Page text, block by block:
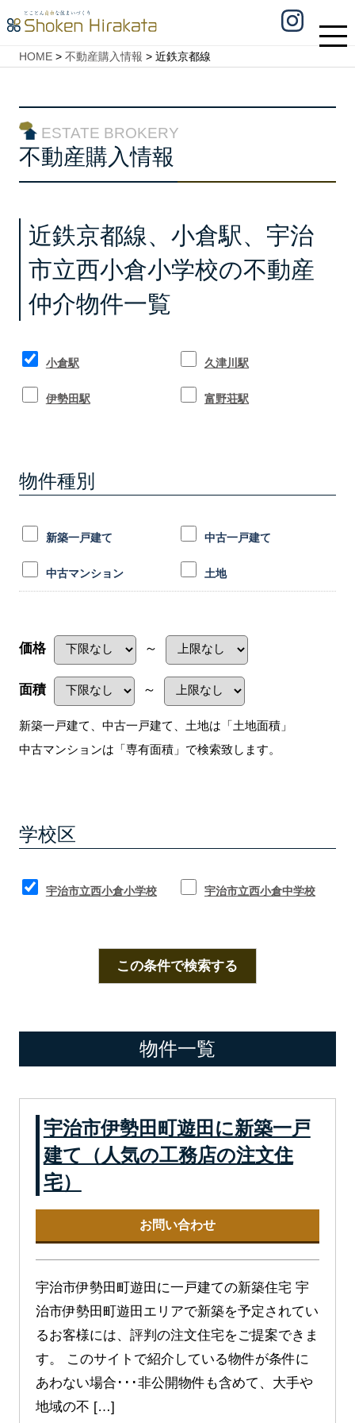
HOME> 不動産購入情報 > 近鉄京都線
ESTATE BROKERY
不動産購入情報
近鉄京都線、小倉駅、宇治
市立西小倉小学校の不動産
仲介物件一覧
小倉駅 久津川駅
伊勢田駅 富野荘駅
物件種別
新築一戸建て 中古一戸建て
中古マンション 土地
価格 ～
面積 ～
新築一戸建て、中古一戸建て、土地は「土地面積」
中古マンションは「専有面積」で検索致します。
学校区
宇治市立西小倉小学校 宇治市立西小倉中学校
この条件で検索する
物件一覧
宇治市伊勢田町遊田に新築一戸
建て（人気の工務店の注文住
宅）
お問い合わせ
宇治市伊勢田町遊田に一戸建ての新築住宅 宇
治市伊勢田町遊田エリアで新築を予定されてい
るお客様には、評判の注文住宅をご提案できま
す。 このサイトで紹介している物件が条件に
あわない場合･･･非公開物件も含めて、大手や
地域の不 […]